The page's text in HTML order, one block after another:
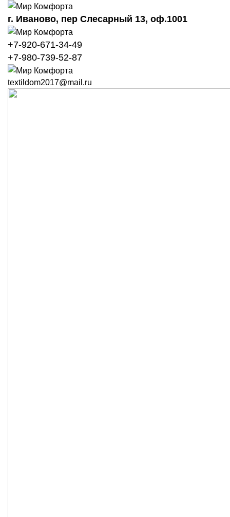
г. Иваново, пер Слесарный 13, оф.1001
+7-920-671-34-49
+7-980-739-52-87
textildom2017@mail.ru